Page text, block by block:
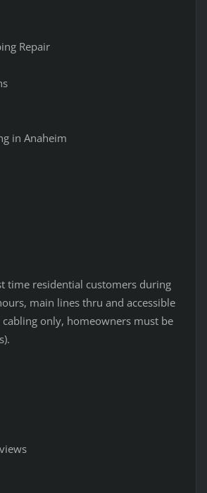
Repair
in Anaheim
time residential customers during
main lines thru and accessible
only, homeowners must be